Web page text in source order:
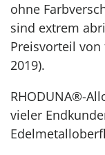
ohne
sind extrem
Preisvorteil von
2019).
RHODUNA®-
vieler